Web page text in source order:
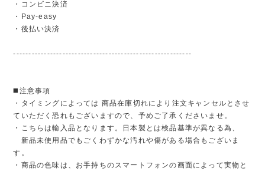
・コンビニ決済
・Pay-easy
・後払い決済
----------------------------------------------------------
◼️注意事項
・タイミングによっては 商品在庫切れにより注文キャンセルとさせ
ていただく恐れもございますので、予めご了承くださいませ。
・こちらは輸入品となります。日本製とは検品基準が異なる為、
新品未使用品でもごくわずかな汚れや傷がある場合もございま
す。
・商品の色味は、お手持ちのスマートフォンの画面によって実物と